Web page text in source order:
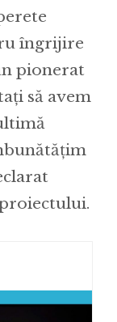
îngrijire
pionerat
să avem